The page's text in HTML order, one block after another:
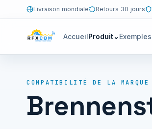
Livraison mondiale Retours 30 jours
AccueilProduit⌄Exemples
COMPATIBILITÉ DE LA MARQUE